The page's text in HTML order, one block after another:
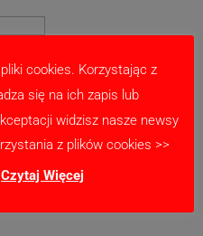
w tej przeglądarce
komentarzy.
cookies. Korzystając z
się na ich zapis lub
widzisz nasze newsy
z plików cookies >>
Czytaj Więcej